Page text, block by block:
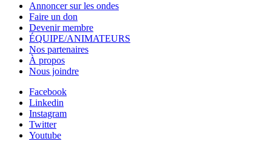
Annoncer sur les ondes
Faire un don
Devenir membre
ÉQUIPE/ANIMATEURS
Nos partenaires
À propos
Nous joindre
Facebook
Linkedin
Instagram
Twitter
Youtube